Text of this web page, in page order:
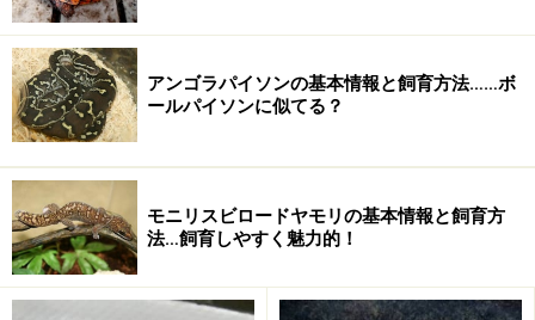
コーンやキングに比較すると神経質なので、ハンドリ
ング等は慎重に行う
脱皮前はそっとしておく
シェルターは脱皮の時のとっかかりになるようなザラ
ザラした素材
など※飼育等の基本情報は海外サイトおよび「クリーパ
ー No9. 2001（クリーパー社）」を参考にしました。
＜関連記事＞
アンゴラパイソンの基本情報と飼育方法……ボ
ールパイソンに似てる？
モニリスビロードヤモリの基本情報と飼育方
法…飼育しやすく魅力的！